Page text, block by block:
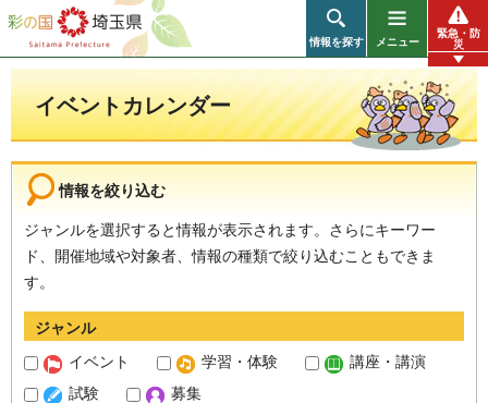
彩の国 埼玉県
情報を探す メニュー
緊急・防
災
イベントカレンダー
情報を絞り込む
ジャンルを選択すると情報が表示されます。さらにキーワー
ド、開催地域や対象者、情報の種類で絞り込むこともできま
す。
ジャンル
イベント
学習・体験
講座・講演
試験
募集